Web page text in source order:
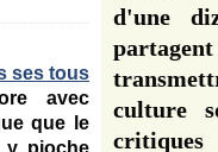
ses tous
avec
que le
y pioche
d'une
culture